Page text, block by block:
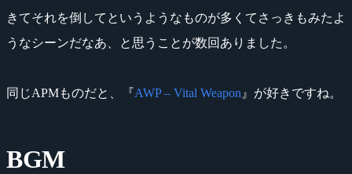
きてそれを倒してというようなものが多くてさっきもみたよ
うなシーンだなあ、と思うことが数回ありました。
同じAPMものだと、『AWP – Vital Weapon 』が好きですね。
BGM